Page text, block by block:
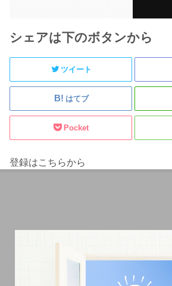
シェアは下のボタンから
ツイート
はてブ
Pocket
登録はこちらから